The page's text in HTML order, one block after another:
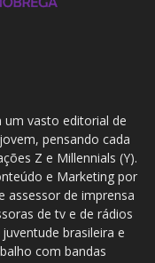
um vasto editorial de
pensando cada
Z e Millennials (Y).
e Marketing por
assessor de imprensa
de tv e de rádios
brasileira e
com bandas